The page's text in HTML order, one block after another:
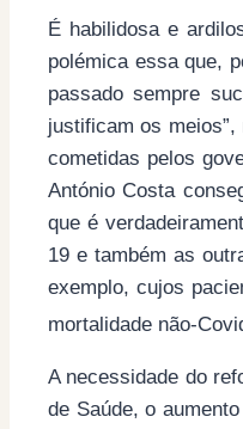
É habilidosa e
polémica essa que,
passado sempre
justificam os
cometidas pelos
António Costa
que é
19 e também as
exemplo, cujos
mortalidade não-
A necessidade do
de Saúde, o